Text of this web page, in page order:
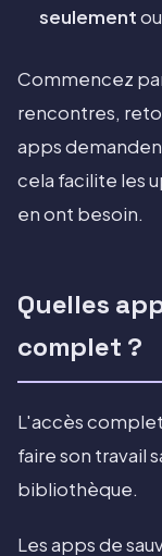
seulementou
Commencez
rencontres,
apps
cela facilite les
en ont besoin.
Quelles
complet ?
L'accès
faire son travail
bibliothèque.
Les apps de